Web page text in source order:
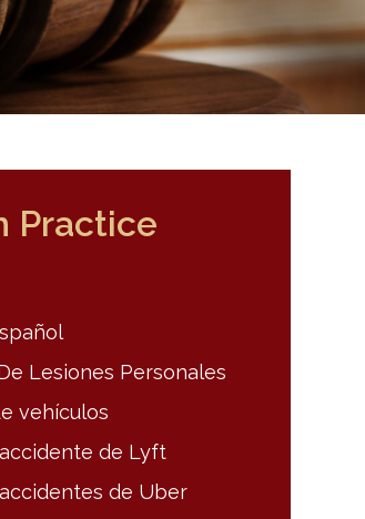
Practice
Lesiones Personales
vehículos
de Lyft
de Uber